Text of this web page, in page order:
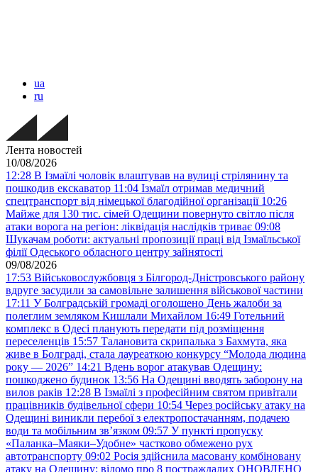
ua
ru
Лента новостей
10/08/2026
12:28 В Ізмаїлі чоловік влаштував на вулиці стрілянину та
пошкодив екскаватор 11:04 Ізмаїл отримав медичний
спецтранспорт від німецької благодійної організації 10:26
Майже для 130 тис. сімей Одещини повернуто світло після
атаки ворога на регіон: ліквідація наслідків триває 09:08
Шукачам роботи: актуальні пропозиції праці від Ізмаїльської
філії Одеського обласного центру зайнятості
09/08/2026
17:53 Військовослужбовця з Білгород-Дністровського району
вдруге засудили за самовільне залишення військової частини
17:11 У Болградській громаді оголошено День жалоби за
полеглим земляком Кишлали Михайлом 16:49 Готельний
комплекс в Одесі планують передати під розміщення
переселенців 15:57 Талановита скрипалька з Бахмута, яка
живе в Болграді, стала лауреаткою конкурсу “Молода людина
року — 2026” 14:21 Вдень ворог атакував Одещину:
пошкоджено будинок 13:56 На Одещині вводять заборону на
вилов раків 12:28 В Ізмаїлі з професійним святом привітали
працівників будівельної сфери 10:54 Через російську атаку на
Одещині виникли перебої з електропостачанням, подачею
води та мобільним звʼязком 09:57 У пункті пропуску
«Паланка–Маяки–Удобне» частково обмежено рух
автотранспорту 09:02 Росія здійснила масовану комбіновану
атаку на Одещину: відомо про 8 постраждалих ОНОВЛЕНО